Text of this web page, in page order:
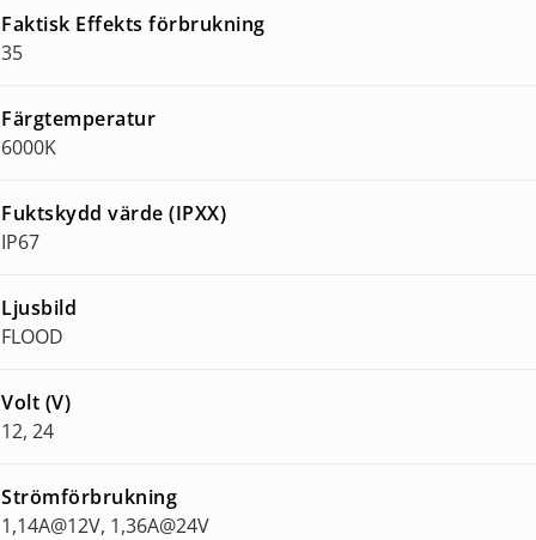
Faktisk Effekts förbrukning
35
Färgtemperatur
6000K
Fuktskydd värde (IPXX)
IP67
Ljusbild
FLOOD
Volt (V)
12, 24
Strömförbrukning
1,14A@12V, 1,36A@24V